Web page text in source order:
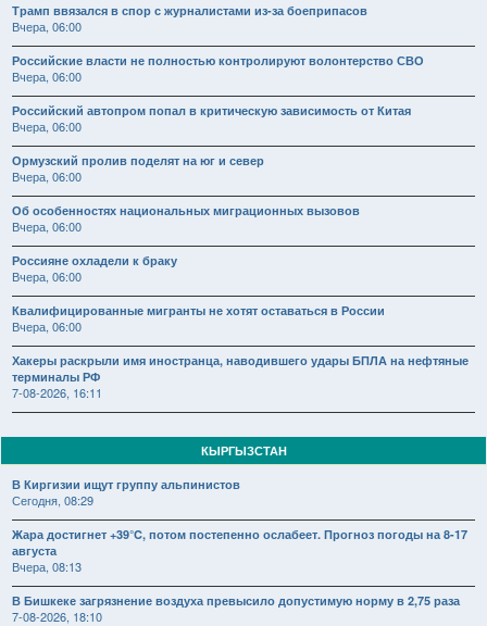
Трамп ввязался в спор с журналистами из-за боеприпасов
Вчера, 06:00
Российские власти не полностью контролируют волонтерство СВО
Вчера, 06:00
Российский автопром попал в критическую зависимость от Китая
Вчера, 06:00
Ормузский пролив поделят на юг и север
Вчера, 06:00
Об особенностях национальных миграционных вызовов
Вчера, 06:00
Россияне охладели к браку
Вчера, 06:00
Квалифицированные мигранты не хотят оставаться в России
Вчера, 06:00
Хакеры раскрыли имя иностранца, наводившего удары БПЛА на нефтяные
терминалы РФ
7-08-2026, 16:11
КЫРГЫЗСТАН
В Киргизии ищут группу альпинистов
Сегодня, 08:29
Жара достигнет +39°C, потом постепенно ослабеет. Прогноз погоды на 8-17
августа
Вчера, 08:13
В Бишкеке загрязнение воздуха превысило допустимую норму в 2,75 раза
7-08-2026, 18:10